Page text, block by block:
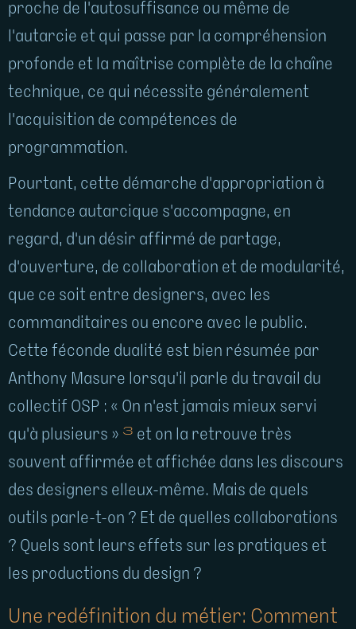
proche de l'autosuffisance ou même de
l'autarcie et qui passe par la compréhension
profonde et la maîtrise complète de la chaîne
technique, ce qui nécessite généralement
l'acquisition de compétences de
programmation.
Pourtant, cette démarche d'appropriation à
tendance autarcique s'accompagne, en
regard, d'un désir affirmé de partage,
d'ouverture, de collaboration et de modularité,
que ce soit entre designers, avec les
commanditaires ou encore avec le public.
Cette féconde dualité est bien résumée par
Anthony Masure lorsqu'il parle du travail du
collectif OSP : « On n'est jamais mieux servi
qu'à plusieurs » 3 et on la retrouve très
souvent affirmée et affichée dans les discours
des designers elleux-même. Mais de quels
outils parle-t-on ? Et de quelles collaborations
? Quels sont leurs effets sur les pratiques et
les productions du design ?
Une redéfinition du métier: Comment